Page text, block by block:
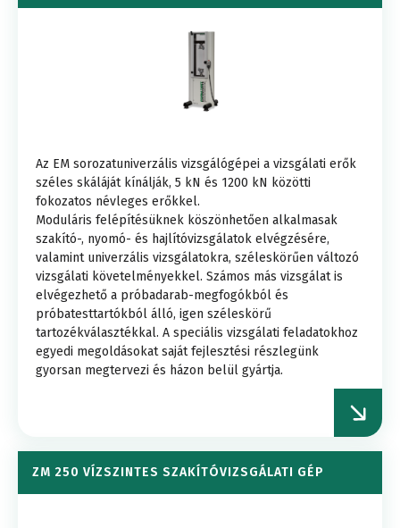
Az EM sorozatuniverzális vizsgálógépei a vizsgálati erők
széles skáláját kínálják, 5 kN és 1200 kN közötti
fokozatos névleges erőkkel.
Moduláris felépítésüknek köszönhetően alkalmasak
szakító-, nyomó- és hajlítóvizsgálatok elvégzésére,
valamint univerzális vizsgálatokra, széleskörűen változó
vizsgálati követelményekkel. Számos más vizsgálat is
elvégezhető a próbadarab-megfogókból és
próbatesttartókból álló, igen széleskörű
tartozékválasztékkal. A speciális vizsgálati feladatokhoz
egyedi megoldásokat saját fejlesztési részlegünk
gyorsan megtervezi és házon belül gyártja.
ZM 250 VÍZSZINTES SZAKÍTÓVIZSGÁLATI GÉP